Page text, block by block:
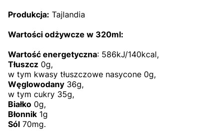
Produkcja: Tajlandia
Wartości odżywcze w 320ml:
Wartość energetyczna: 586kJ/140kcal,
Tłuszcz 0g,
w tym kwasy tłuszczowe nasycone 0g,
Węglowodany 36g,
w tym cukry 35g,
Białko 0g,
Błonnik 1g
Sól 70mg.